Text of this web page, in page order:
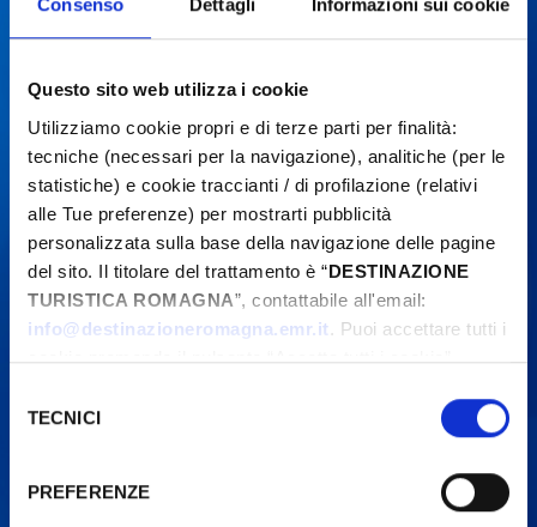
Consenso Dettagli Informazioni sui cookie
Questo sito web utilizza i cookie
Utilizziamo cookie propri e di terze parti per finalità:
tecniche (necessari per la navigazione), analitiche (per le
statistiche) e cookie traccianti / di profilazione (relativi
alle Tue preferenze) per mostrarti pubblicità
personalizzata sulla base della navigazione delle pagine
del sito. Il titolare del trattamento è “DESTINAZIONE
TURISTICA ROMAGNA”, contattabile all'email:
info@destinazioneromagna.emr.it. Puoi accettare tutti i
cookie premendo il pulsante “Accetta tutti i cookie”,
gestire le tue preferenze facendo clic su “Personalizza”.
Qualora acconsenti a tutti i cookie i Tuoi dati potranno
attualmente non fornisce garanzie idonee per il
delTECNICI
PREFERENZE